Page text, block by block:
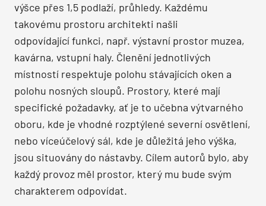
výšce přes 1,5 podlaží, průhledy. Každému
takovému prostoru architekti našli
odpovídající funkci, např. výstavní prostor muzea,
kavárna, vstupní haly. Členění jednotlivých
místností respektuje polohu stávajících oken a
polohu nosných sloupů. Prostory, které mají
specifické požadavky, ať je to učebna výtvarného
oboru, kde je vhodné rozptýlené severní osvětlení,
nebo víceúčelový sál, kde je důležitá jeho výška,
jsou situovány do nástavby. Cílem autorů bylo, aby
každý provoz měl prostor, který mu bude svým
charakterem odpovídat.